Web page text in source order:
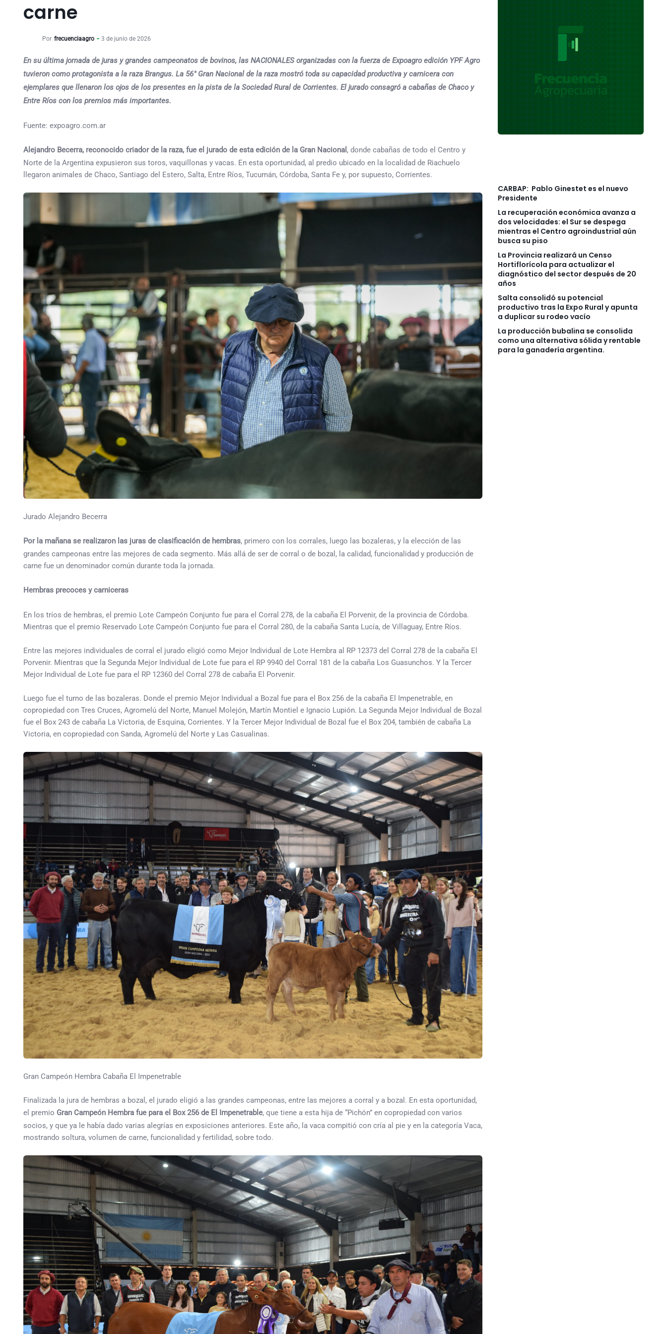
carne
Por frecuenciaagro 3 de junio de 2026
En su última jornada de juras y grandes campeonatos de bovinos, las NACIONALES organizadas con la fuerza de Expoagro edición YPF Agro
tuvieron como protagonista a la raza Brangus. La 56° Gran Nacional de la raza mostró toda su capacidad productiva y carnicera con
ejemplares que llenaron los ojos de los presentes en la pista de la Sociedad Rural de Corrientes. El jurado consagró a cabañas de Chaco y
Entre Ríos con los premios más importantes.
Fuente: expoagro.com.ar
Alejandro Becerra, reconocido criador de la raza, fue el jurado de esta edición de la Gran Nacional , donde cabañas de todo el Centro y
Norte de la Argentina expusieron sus toros, vaquillonas y vacas. En esta oportunidad, al predio ubicado en la localidad de Riachuelo
llegaron animales de Chaco, Santiago del Estero, Salta, Entre Ríos, Tucumán, Córdoba, Santa Fe y, por supuesto, Corrientes.
Jurado Alejandro Becerra
Por la mañana se realizaron las juras de clasificación de hembras, primero con los corrales, luego las bozaleras, y la elección de las
grandes campeonas entre las mejores de cada segmento. Más allá de ser de corral o de bozal, la calidad, funcionalidad y producción de
carne fue un denominador común durante toda la jornada.
Hembras precoces y carniceras
En los tríos de hembras, el premio Lote Campeón Conjunto fue para el Corral 278, de la cabaña El Porvenir, de la provincia de Córdoba.
Mientras que el premio Reservado Lote Campeón Conjunto fue para el Corral 280, de la cabaña Santa Lucía, de Villaguay, Entre Ríos.
Entre las mejores individuales de corral el jurado eligió como Mejor Individual de Lote Hembra al RP 12373 del Corral 278 de la cabaña El
Porvenir. Mientras que la Segunda Mejor Individual de Lote fue para el RP 9940 del Corral 181 de la cabaña Los Guasunchos. Y la Tercer
Mejor Individual de Lote fue para el RP 12360 del Corral 278 de cabaña El Porvenir.
Luego fue el turno de las bozaleras. Donde el premio Mejor Individual a Bozal fue para el Box 256 de la cabaña El Impenetrable, en
copropiedad con Tres Cruces, Agromelú del Norte, Manuel Molejón, Martín Montiel e Ignacio Lupión. La Segunda Mejor Individual de Bozal
fue el Box 243 de cabaña La Victoria, de Esquina, Corrientes. Y la Tercer Mejor Individual de Bozal fue el Box 204, también de cabaña La
Victoria, en copropiedad con Sanda, Agromelú del Norte y Las Casualinas.
Gran Campeón Hembra Cabaña El Impenetrable
Finalizada la jura de hembras a bozal, el jurado eligió a las grandes campeonas, entre las mejores a corral y a bozal. En esta oportunidad,
el premio Gran Campeón Hembra fue para el Box 256 de El Impenetrable, que tiene a esta hija de “Pichón” en copropiedad con varios
socios, y que ya le había dado varias alegrías en exposiciones anteriores. Este año, la vaca compitió con cría al pie y en la categoría Vaca,
mostrando soltura, volumen de carne, funcionalidad y fertilidad, sobre todo.
CARBAP: Pablo Ginestet es el nuevo
Presidente
La recuperación económica avanza a
dos velocidades: el Sur se despega
mientras el Centro agroindustrial aún
busca su piso
La Provincia realizará un Censo
Hortiflorícola para actualizar el
diagnóstico del sector después de 20
años
Salta consolidó su potencial
productivo tras la Expo Rural y apunta
a duplicar su rodeo vacío
La producción bubalina se consolida
como una alternativa sólida y rentable
para la ganadería argentina.